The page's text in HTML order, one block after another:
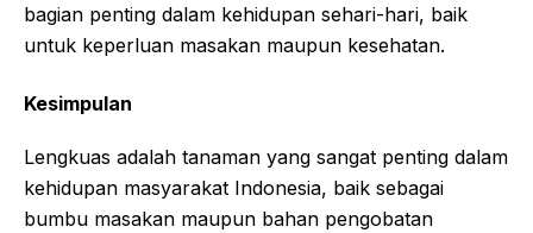
bagian penting dalam kehidupan sehari-hari, baik
untuk keperluan masakan maupun kesehatan.
Kesimpulan
Lengkuas adalah tanaman yang sangat penting dalam
kehidupan masyarakat Indonesia, baik sebagai
bumbu masakan maupun bahan pengobatan